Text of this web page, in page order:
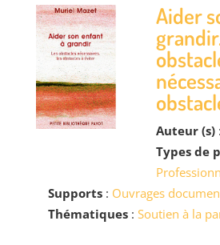
Aider
Auteur (s)
Types de
Supports: Ouvrages
Thématiques: Soutien à la